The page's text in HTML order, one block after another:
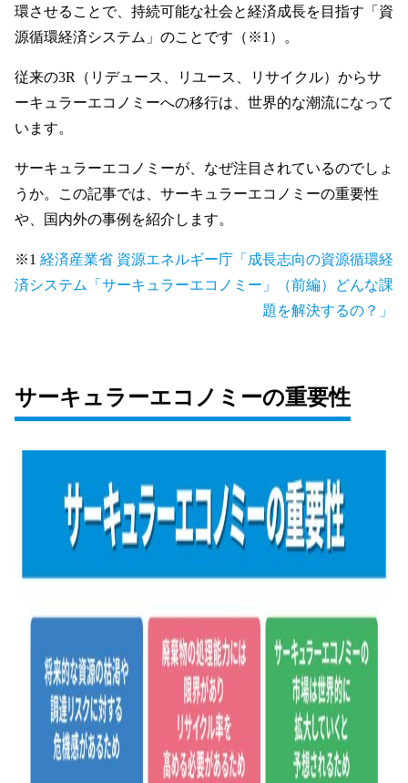
環させることで、持続可能な社会と経済成長を目指す「資
源循環経済システム」のことです（※1）。
従来の3R（リデュース、リユース、リサイクル）からサ
ーキュラーエコノミーへの移行は、世界的な潮流になって
います。
サーキュラーエコノミーが、なぜ注目されているのでしょ
うか。この記事では、サーキュラーエコノミーの重要性
や、国内外の事例を紹介します。
※1 経済産業省 資源エネルギー庁「成長志向の資源循環経
済システム「サーキュラーエコノミー」（前編）どんな課
題を解決するの？」
サーキュラーエコノミーの重要性